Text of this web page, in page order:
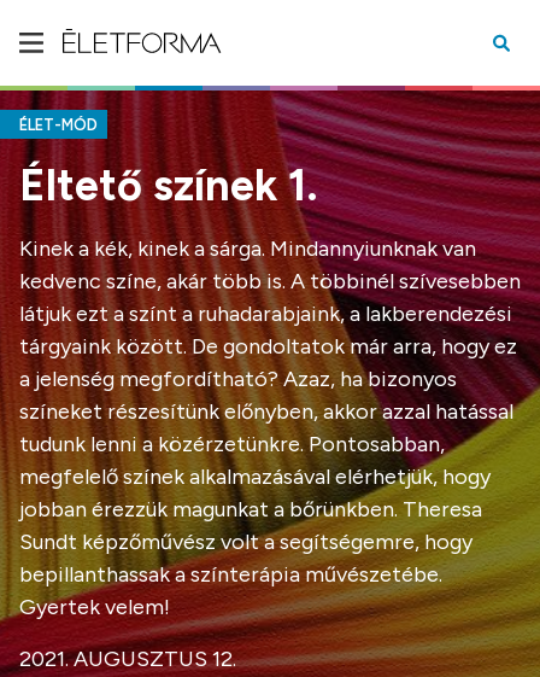
ÉLET-MÓD
Éltető színek 1.
Kinek a kék, kinek a sárga. Mindannyiunknak van
kedvenc színe, akár több is. A többinél szívesebben
látjuk ezt a színt a ruhadarabjaink, a lakberendezési
tárgyaink között. De gondoltatok már arra, hogy ez
a jelenség megfordítható? Azaz, ha bizonyos
színeket részesítünk előnyben, akkor azzal hatással
tudunk lenni a közérzetünkre. Pontosabban,
megfelelő színek alkalmazásával elérhetjük, hogy
jobban érezzük magunkat a bőrünkben. Theresa
Sundt képzőművész volt a segítségemre, hogy
bepillanthassak a színterápia művészetébe.
Gyertek velem!
2021. AUGUSZTUS 12.